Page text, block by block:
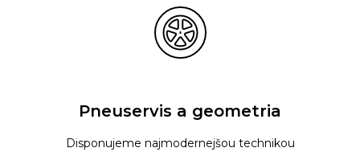
Pneuservis a geometria
Disponujeme najmodernejšou technikou